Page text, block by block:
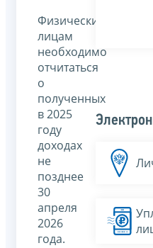
Физическим
лицам
необходимо
отчитаться
о
полученных
в 2025
году
доходах
не
позднее
30
апреля
2026
года.